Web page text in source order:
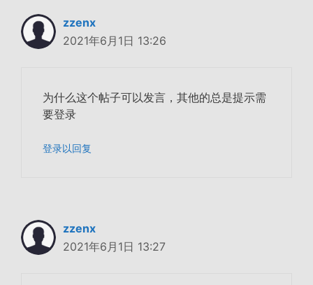
zzenx
2021年6月1日 13:26
为什么这个帖子可以发言，其他的总是提示需
要登录
登录以回复
zzenx
2021年6月1日 13:27